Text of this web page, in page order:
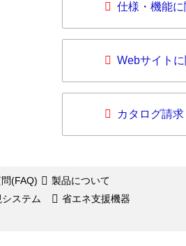
仕様・機能
Webサイト
カタログ請求
(FAQ)
製品について
ステム
省エネ支援機器